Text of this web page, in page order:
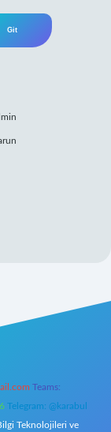
Teams:
Telegram: @karabul
Teknolojileri ve